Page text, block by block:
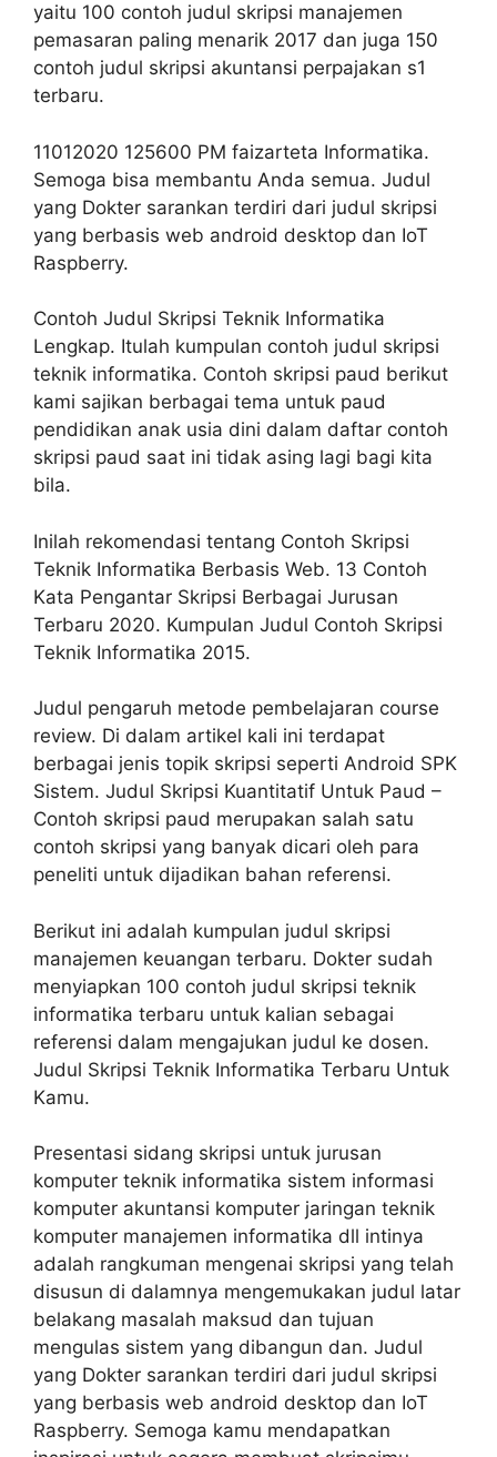
yaitu 100 contoh judul skripsi manajemen
pemasaran paling menarik 2017 dan juga 150
contoh judul skripsi akuntansi perpajakan s1
terbaru.
11012020 125600 PM faizarteta Informatika.
Semoga bisa membantu Anda semua. Judul
yang Dokter sarankan terdiri dari judul skripsi
yang berbasis web android desktop dan IoT
Raspberry.
Contoh Judul Skripsi Teknik Informatika
Lengkap. Itulah kumpulan contoh judul skripsi
teknik informatika. Contoh skripsi paud berikut
kami sajikan berbagai tema untuk paud
pendidikan anak usia dini dalam daftar contoh
skripsi paud saat ini tidak asing lagi bagi kita
bila.
Inilah rekomendasi tentang Contoh Skripsi
Teknik Informatika Berbasis Web. 13 Contoh
Kata Pengantar Skripsi Berbagai Jurusan
Terbaru 2020. Kumpulan Judul Contoh Skripsi
Teknik Informatika 2015.
Judul pengaruh metode pembelajaran course
review. Di dalam artikel kali ini terdapat
berbagai jenis topik skripsi seperti Android SPK
Sistem. Judul Skripsi Kuantitatif Untuk Paud –
Contoh skripsi paud merupakan salah satu
contoh skripsi yang banyak dicari oleh para
peneliti untuk dijadikan bahan referensi.
Berikut ini adalah kumpulan judul skripsi
manajemen keuangan terbaru. Dokter sudah
menyiapkan 100 contoh judul skripsi teknik
informatika terbaru untuk kalian sebagai
referensi dalam mengajukan judul ke dosen.
Judul Skripsi Teknik Informatika Terbaru Untuk
Kamu.
Presentasi sidang skripsi untuk jurusan
komputer teknik informatika sistem informasi
komputer akuntansi komputer jaringan teknik
komputer manajemen informatika dll intinya
adalah rangkuman mengenai skripsi yang telah
disusun di dalamnya mengemukakan judul latar
belakang masalah maksud dan tujuan
mengulas sistem yang dibangun dan. Judul
yang Dokter sarankan terdiri dari judul skripsi
yang berbasis web android desktop dan IoT
Raspberry. Semoga kamu mendapatkan